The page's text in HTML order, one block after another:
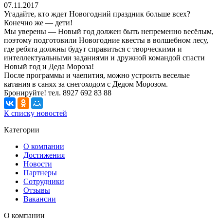
07.11.2017
Угадайте, кто ждет Новогодний праздник больше всех?
Конечно же — дети!
Мы уверены — Новый год должен быть непременно весёлым,
поэтому подготовили Новогодние квесты в волшебном лесу,
где ребята должны будут справиться с творческими и
интеллектуальными заданиями и дружной командой спасти
Новый год и Деда Мороза!
После программы и чаепития, можно устроить веселые
катания в санях за снегоходом с Дедом Морозом.
Бронируйте! тел. 8927 692 83 88
К списку новостей
Категории
О компании
Достижения
Новости
Партнеры
Сотрудники
Отзывы
Вакансии
О компании